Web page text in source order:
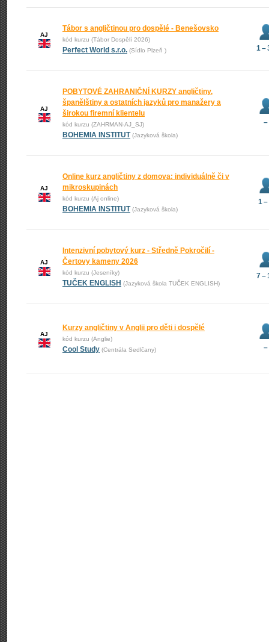
AJ
Tábor s angličtinou pro dospělé - Benešovsko
kód kurzu (Tábor Dospělí 2026)
Perfect World s.r.o. (Sídlo Plzeň ) 1 –
AJ
POBYTOVÉ ZAHRANIČNÍ KURZY angličtiny,
španělštiny a ostatních jazyků pro manažery a
širokou firemní klientelu
kód kurzu (ZAHRMAN-AJ_SJ)
BOHEMIA INSTITUT (Jazyková škola)
–
AJ
Online kurz angličtiny z domova: individuálně či v
mikroskupinách
kód kurzu (Aj online)
BOHEMIA INSTITUT (Jazyková škola)
1
AJ
Intenzivní pobytový kurz - Středně Pokročilí -
Čertovy kameny 2026
kód kurzu (Jeseníky)
TUČEK ENGLISH (Jazyková škola TUČEK ENGLISH)
7 –
AJ
Kurzy angličtiny v Anglii pro děti i dospělé
kód kurzu (Anglie)
Cool Study (Centrála Sedlčany) –